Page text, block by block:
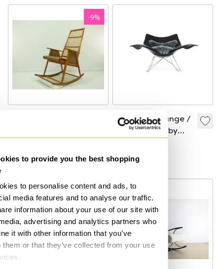
to provide you the best shopping
to personalise content and ads, to
media features and to analyse our traffic.
information about your use of our site with
advertising and analytics partners who
it with other information that you’ve
them or that they’ve collected from your use
-9%
Möbelwerkstätten
Hellerau
Bieten ab 373 €
"Stingray" Lounge /
Rocking Chair by
for Fredericia
Denmark, Red dot